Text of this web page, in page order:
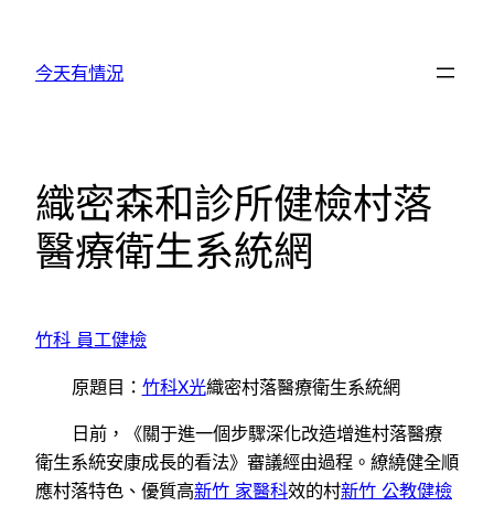
今天有情況
織密森和診所健檢村落
醫療衛生系統網
竹科 員工健檢
原題目： 竹科X光織密村落醫療衛生系統網
日前，《關于進一個步驟深化改造增進村落醫療
衛生系統安康成長的看法》審議經由過程。繚繞健全順
應村落特色、優質高新竹 家醫科效的村新竹 公教健檢